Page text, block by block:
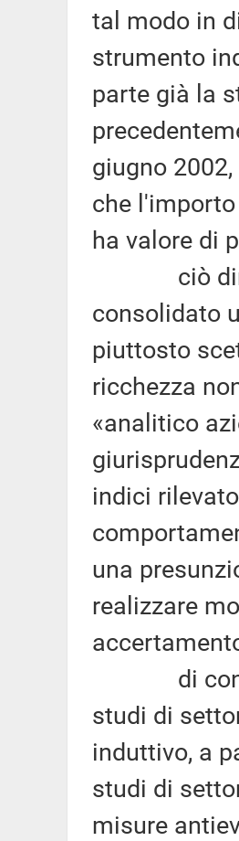
tal modo in
strumento
parte già la
giugno
che
ha valore di
ciò
consolidato
piuttosto
ricchezza
«analitico
indici
una
realizzare
di contro
studi di
induttivo, a
studi di
misure